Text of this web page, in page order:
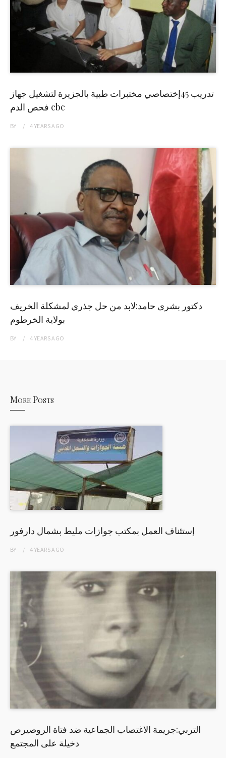
تدريب 45إختصاصي مختبرات طبية بالجزيرة لتشغيل جهاز
فحص الدم cbc
BY 4 YEARSAGO
دكتور بشرى حامد:لابد من حل جذري لمشكلة الخريف
بولاية الخرطوم
BY 4 YEARSAGO
More Posts
إستئناف العمل بمكتب جوازات مليط بشمال دارفور
BY 4 YEARSAGO
التربي:جريمة الاغتصاب الجماعية ضد فتاة الروصيرص
دخيلة على المجتمع